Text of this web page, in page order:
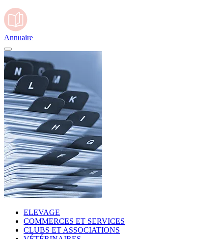
Annuaire
ELEVAGE
COMMERCES ET SERVICES
CLUBS ET ASSOCIATIONS